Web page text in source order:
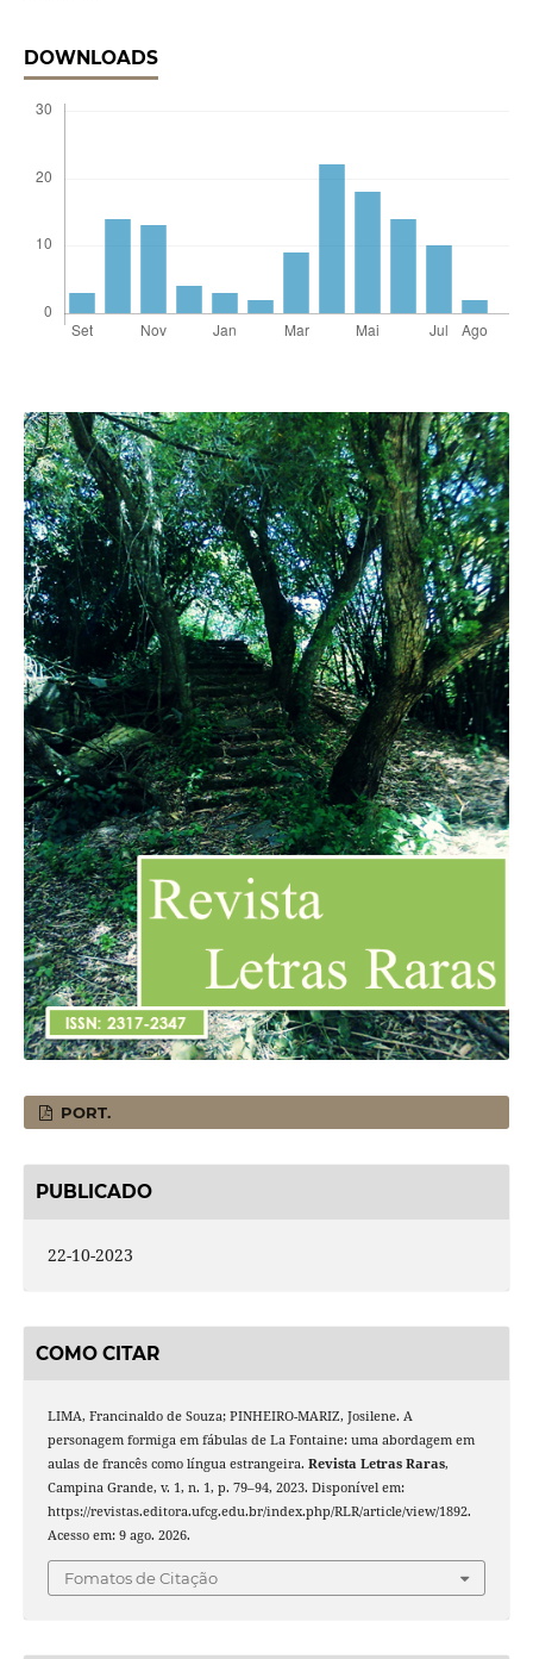
DOWNLOADS
PORT.
PUBLICADO
22-10-2023
COMO CITAR
LIMA, Francinaldo de Souza; PINHEIRO-MARIZ, Josilene. A
personagem formiga em fábulas de La Fontaine: uma abordagem em
aulas de francês como língua estrangeira. Revista Letras Raras,
Campina Grande, v. 1, n. 1, p. 79–94, 2023. Disponível em:
https://revistas.editora.ufcg.edu.br/index.php/RLR/article/view/1892.
Acesso em: 9 ago. 2026.
Fomatos de Citação